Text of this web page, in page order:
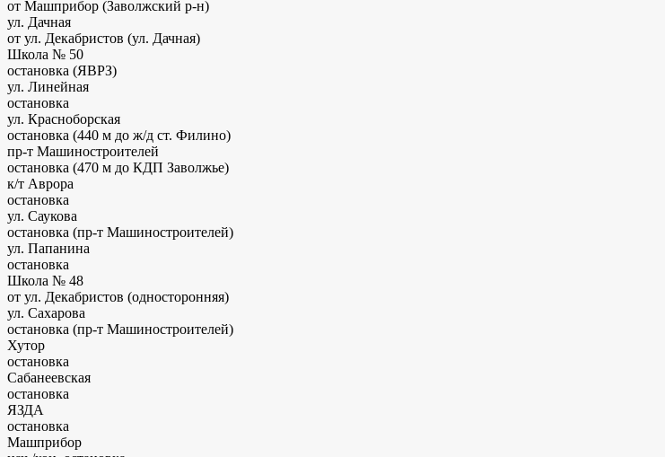
от Машприбор (Заволжский р-н)
ул. Дачная
от ул. Декабристов (ул. Дачная)
Школа № 50
остановка (ЯВРЗ)
ул. Линейная
остановка
ул. Красноборская
остановка (440 м до ж/д ст. Филино)
пр-т Машиностроителей
остановка (470 м до КДП Заволжье)
к/т Аврора
остановка
ул. Саукова
остановка (пр-т Машиностроителей)
ул. Папанина
остановка
Школа № 48
от ул. Декабристов (односторонняя)
ул. Сахарова
остановка (пр-т Машиностроителей)
Хутор
остановка
Сабанеевская
остановка
ЯЗДА
остановка
Машприбор